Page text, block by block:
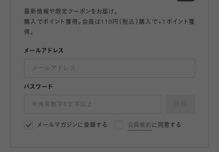
最新情報や限定クーポンをお届け。
購入でポイント獲得。会員は110円（税込）購入で+1ポイント獲
得。
メールアドレス
パスワード
メールマガジンに登録する 会員規約 に同意する